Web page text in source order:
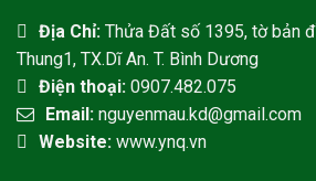
Địa Chỉ: Thửa Đất số 1395, tờ bản
Thung1, TX.Dĩ An. T. Bình Dương
Điện thoại: 0907.482.075
Email: nguyenmau.kd@gmail.com
Website: www.ynq.vn